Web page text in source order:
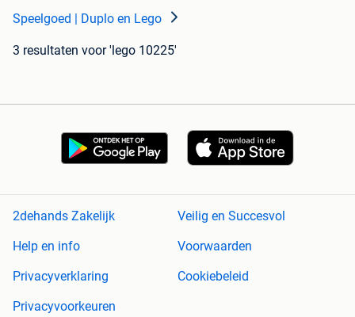
Speelgoed | Duplo en Lego
3 resultaten voor 'lego 10225'
2dehands Zakelijk
Veilig en Succesvol
Help en info
Voorwaarden
Privacyverklaring
Cookiebeleid
Privacyvoorkeuren